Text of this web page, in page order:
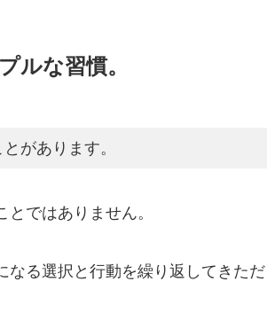
ルな習慣。
があります。
ではありません。
なる選択と行動を繰り返してきただ